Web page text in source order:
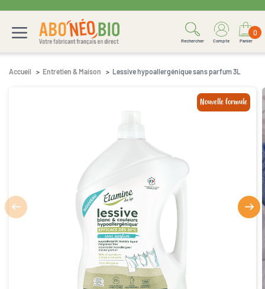
Rechercher Compte
0
Panier
Accueil Entretien & Maison Lessive hypoallergénique sans parfum 3L
Nouvelle formule